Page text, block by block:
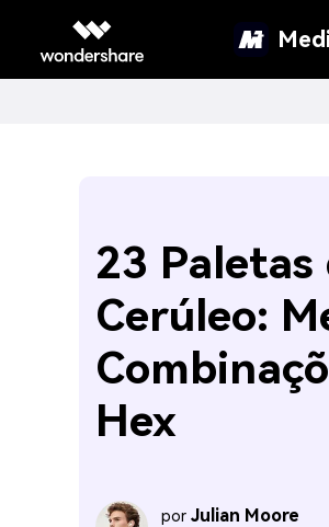
23 Paletas
Cerúleo:
Hex
por Julian Moore